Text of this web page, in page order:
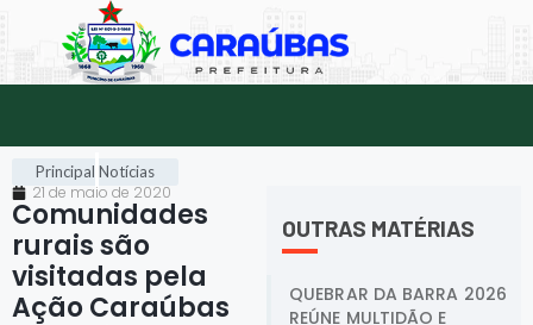
Principal Notícias
21 de maio de 2020
Comunidades
rurais são
visitadas pela
Ação Caraúbas
OUTRAS MATÉRIAS
QUEBRAR DA BARRA 2026
REÚNE MULTIDÃO E